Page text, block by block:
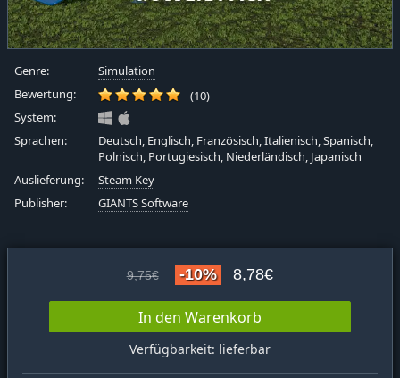
Genre:
Simulation
Bewertung:
(10)
System:
Sprachen:
Deutsch, Englisch, Französisch, Italienisch, Spanisch,
Polnisch, Portugiesisch, Niederländisch, Japanisch
Auslieferung:
Steam Key
Publisher:
GIANTS Software
9,75€ -10% 8,78€
In den Warenkorb
Verfügbarkeit: lieferbar